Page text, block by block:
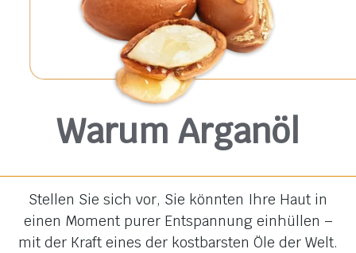
Bitte beachte: Die Zusammensetzung
unserer Produkte kann sich ändern. Die
aktuelle INCI Liste entnimm bitte der
Verpackung.
Warum Arganöl
Stellen Sie sich vor, Sie könnten Ihre Haut in
einen Moment purer Entspannung einhüllen –
mit der Kraft eines der kostbarsten Öle der Welt.